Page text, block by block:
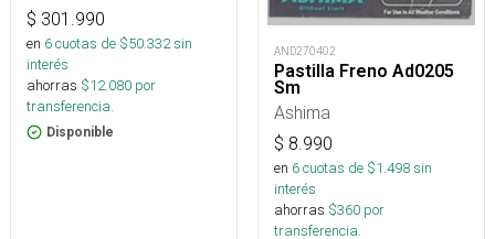
$ 301.990
en 6cuotas de $50.332sin
interés
ahorras $12.080 por
transferencia.
Disponible
AND270402
Pastilla Freno Ad0205
Sm
Ashima
$ 8.990
en 6cuotas de $1.498sin
interés
ahorras $360 por
transferencia.